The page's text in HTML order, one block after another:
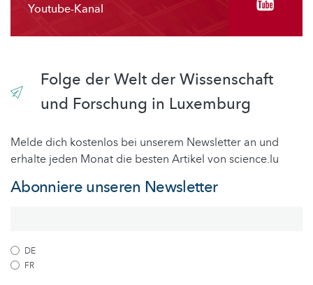
Youtube-Kanal
Folge der Welt der Wissenschaft
und Forschung in Luxemburg
Melde dich kostenlos bei unserem Newsletter an und
erhalte jeden Monat die besten Artikel von science.lu
Abonniere unseren Newsletter
DE
FR